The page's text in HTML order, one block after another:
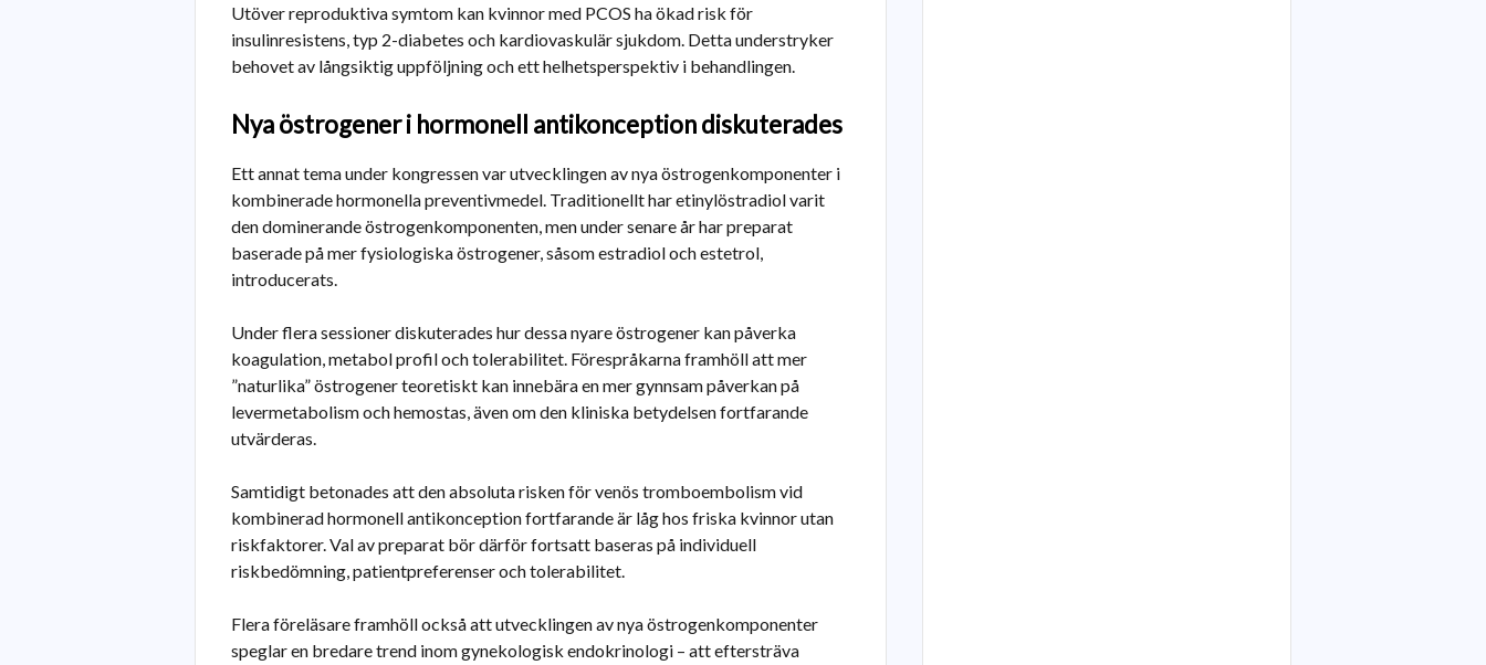
Utöver reproduktiva symtom kan kvinnor med PCOS ha ökad risk för
insulinresistens, typ 2-diabetes och kardiovaskulär sjukdom. Detta understryker
behovet av långsiktig uppföljning och ett helhetsperspektiv i behandlingen.
Nya östrogener i hormonell antikonception diskuterades
Ett annat tema under kongressen var utvecklingen av nya östrogenkomponenter i
kombinerade hormonella preventivmedel. Traditionellt har etinylöstradiol varit
den dominerande östrogenkomponenten, men under senare år har preparat
baserade på mer fysiologiska östrogener, såsom estradiol och estetrol,
introducerats.
Under flera sessioner diskuterades hur dessa nyare östrogener kan påverka
koagulation, metabol profil och tolerabilitet. Förespråkarna framhöll att mer
”naturlika” östrogener teoretiskt kan innebära en mer gynnsam påverkan på
levermetabolism och hemostas, även om den kliniska betydelsen fortfarande
utvärderas.
Samtidigt betonades att den absoluta risken för venös tromboembolism vid
kombinerad hormonell antikonception fortfarande är låg hos friska kvinnor utan
riskfaktorer. Val av preparat bör därför fortsatt baseras på individuell
riskbedömning, patientpreferenser och tolerabilitet.
Flera föreläsare framhöll också att utvecklingen av nya östrogenkomponenter
speglar en bredare trend inom gynekologisk endokrinologi – att eftersträva